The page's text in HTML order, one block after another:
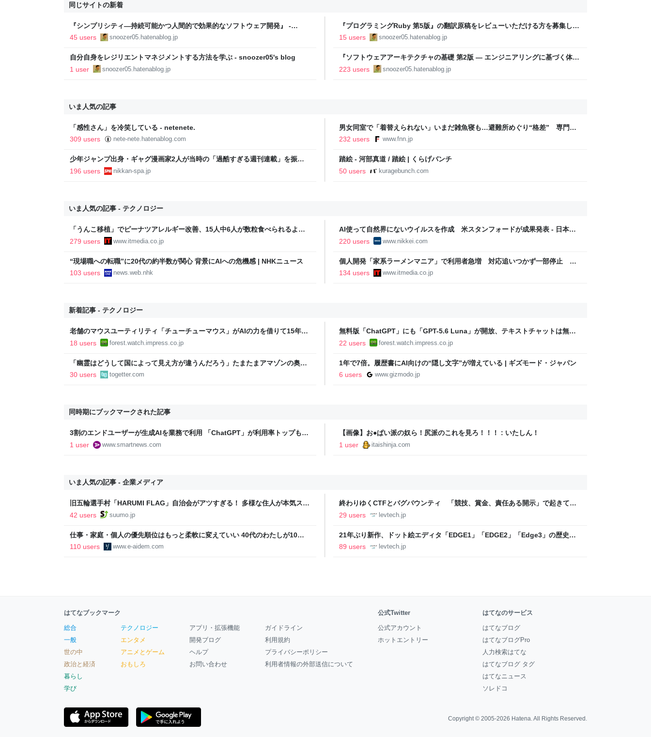
同じサイトの新着
『シンプリシティ―持続可能かつ人間的で効果的なソフトウェア開発』 -
snoozer05's blog
45 users snoozer05.hatenablog.jp
『プログラミングRuby 第5版』の翻訳原稿をレビューいただける方を募集しま
す - snoozer05's blog
15 users snoozer05.hatenablog.jp
自分自身をレジリエントマネジメントする方法を学ぶ - snoozer05's blog
1 user
snoozer05.hatenablog.jp
『ソフトウェアアーキテクチャの基礎 第2版 ― エンジニアリングに基づく体系
的アプローチ』 - snoozer05's blog
223 users snoozer05.hatenablog.jp
いま人気の記事
「感性さん」を冷笑している - netenete.
309 users
nete-nete.hatenablog.com
男女同室で「着替えられない」いまだ雑魚寝も…避難所めぐり“格差” 専門家
「標準化されていない」 令和8年熊本地震｜FNNプライムオンライン
232 users www.fnn.jp
少年ジャンプ出身・ギャグ漫画家2人が当時の「過酷すぎる週刊連載」を振り
返る。「ヘルニアで入院しても原稿は落とさない」ストイックな舞台裏 | 日刊
196 users nikkan-spa.jp
踏絵 - 河部真道 / 踏絵 | くらげバンチ
50 users
kuragebunch.com
いま人気の記事 - テクノロジー
「うんこ移植」でピーナツアレルギー改善、15人中6人が数粒食べられるよう
に ヒトの実証は初 Science系列誌掲載
279 users www.itmedia.co.jp
AI使って自然界にないウイルスを作成 米スタンフォードが成果発表 - 日本経
済新聞
220 users www.nikkei.com
“現場職への転職”に20代の約半数が関心 背景にAIへの危機感 | NHKニュース
103 users
news.web.nhk
個人開発「家系ラーメンマニア」で利用者急増 対応追いつかず一部停止
「より信頼していただけるアプリに」
134 users www.itmedia.co.jp
新着記事 - テクノロジー
老舗のマウスユーティリティ「チューチューマウス」がAIの力を借りて15年ぶ
りに復活／64bit化、Windows 10/11、「Chrome」も走り回る。復活記念で
18 users forest.watch.impress.co.jp
無料版「ChatGPT」にも「GPT-5.6 Luna」が開放、テキストチャットは無制
限へ／Plus/Proでも「GPT-5.6 Sol」が強化、即答・熟考をスライダーで調整
22 users forest.watch.impress.co.jp
「幽霊はどうして国によって見え方が違うんだろう」たまたまアマゾンの奥地
にロケに行く事があったので先住民の人に、どんな幽霊がいるのか聞いたら、
30 users togetter.com
1年で7倍。履歴書にAI向けの“隠し文字”が増えている | ギズモード・ジャパン
6 users
www.gizmodo.jp
同時期にブックマークされた記事
3割のエンドユーザーが生成AIを業務で利用 「ChatGPT」が利用率トップも、
「AIエージェント」利用者は1割未満 | AMP[アンプ] - 人生の豊かさを生む瞬間
を情報でつくりだす新世代向けビジネスメディア
1 user www.smartnews.com
【画像】お●ぱい派の奴ら！尻派のこれを見ろ！！！ : いたしん！
1 user
itaishinja.com
いま人気の記事 - 企業メディア
旧五輪選手村「HARUMI FLAG」自治会がアツすぎる！ 多様な住人が本気スキ
ルで挑む、盆踊り2万人集客や交通改善など“街の価値向上”戦略 東京・中央
42 users suumo.jp
終わりゆくCTFとバグバウンティ 「競技、賞金、責任ある開示」で起きてい
ること【フォーカス】 - レバテックLAB
29 users levtech.jp
仕事・家庭・個人の優先順位はもっと柔軟に変えていい 40代のわたしが10年
後の自分に伝えたいこと - りっすん by イーアイデム
110 users www.e-aidem.com
21年ぶり新作、ドット絵エディタ「EDGE1」「EDGE2」「Edge3」の歴史に
ついて作者に聞く【フォーカス】 - レバテックLAB
89 users levtech.jp
はてなブックマーク
総合
一般
世の中
政治と経済
暮らし
学び
テクノロジー
エンタメ
アニメとゲーム
おもしろ
アプリ・拡張機能
開発ブログ
ヘルプ
お問い合わせ
ガイドライン
利用規約
プライバシーポリシー
利用者情報の外部送信について
公式Twitter
公式アカウント
ホットエントリー
はてなのサービス
はてなブログ
はてなブログPro
人力検索はてな
はてなブログ タグ
はてなニュース
ソレドコ
Copyright © 2005-2026 Hatena. All Rights Reserved.